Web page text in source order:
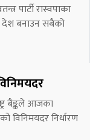
पार्टी रास्वपाका
देश बनाउन सबैको
बैङ्कले आजका
विनिमयदर निर्धारण